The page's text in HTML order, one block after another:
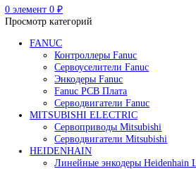
Редуктор Fanuc Робот
Робот Delta Fanuc
Робот Fanuc LR Mate
Робот Fanuc для сварки
элемент / 0₽
Меню
элемент 0₽
Просмотр категорий